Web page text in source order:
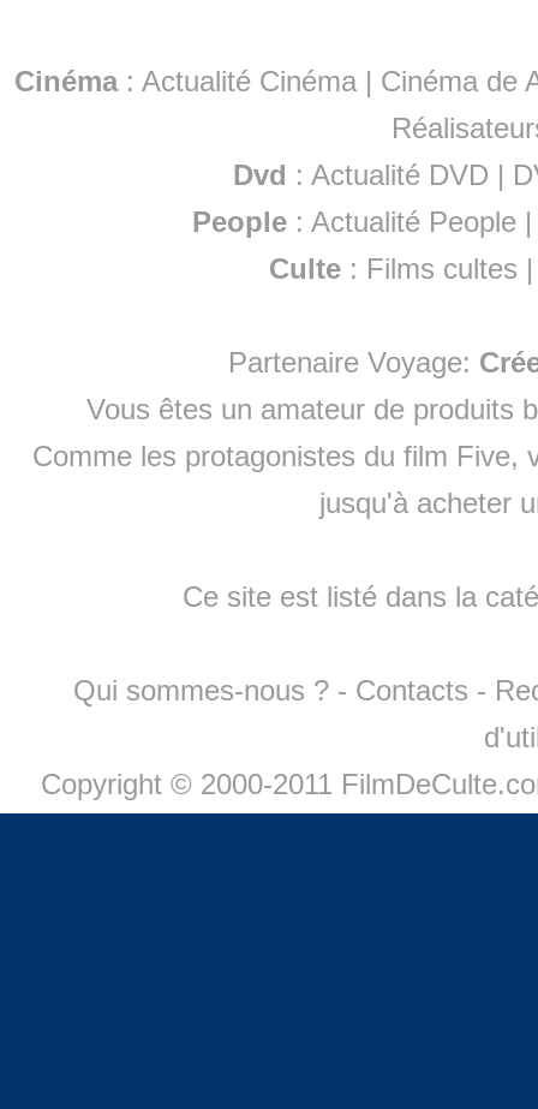
Cinéma: Actualité Cinéma | Cinéma de
Dvd : Actualité DVD |
People :Actualité People
Culte : Films cultes
Partenaire Voyage:
Vous êtes un amateur de produits
Comme les protagonistes du film Five,
jusqu'à acheter
Ce site est listé dans la
Qui sommes-nous ? - Contacts -
Copyright © 2000-2011